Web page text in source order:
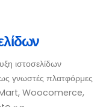
ιστοσελίδων
γνωστές πλατφόρμες
Woocomerce,